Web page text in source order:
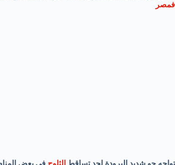
فمصر
تواجه جو شديد البرودة لحد تساقط الثلوج في بعض